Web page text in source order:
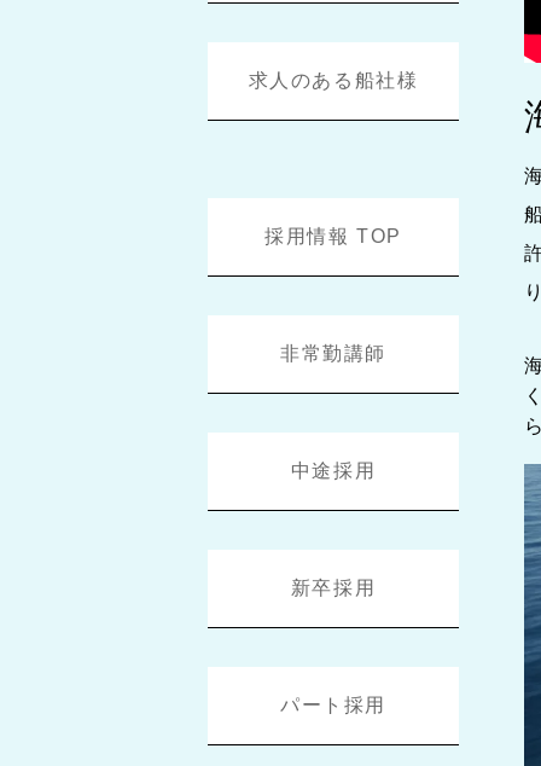
求人のある船社様
採用情報 TOP
非常勤講師
中途採用
新卒採用
パート採用